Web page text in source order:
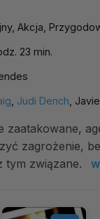
Akcja,
23 min.
Judi Dench ,
zaatakowane,
zagrożenie,
tym związane.